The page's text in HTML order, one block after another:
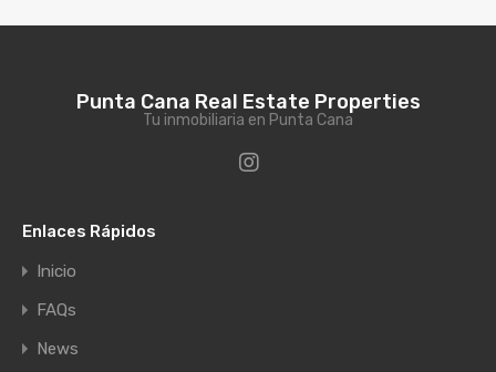
Punta Cana Real Estate Properties
Tu inmobiliaria en Punta Cana
Enlaces Rápidos
Inicio
FAQs
News